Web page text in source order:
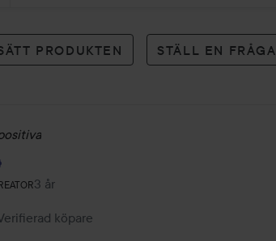
PRODUKTEN STÄLL EN FRÅGA
roll: Lyko Creator.
3 år
Inlägget skapades 3 år
köpare